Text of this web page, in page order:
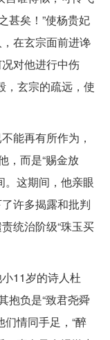
甚矣！”使杨贵妃
在玄宗面前进谗
对他进行中伤
，玄宗的疏远，使
能再有所作为，
，而是“赐金放
。这期间，他亲眼
许多揭露和批判
统治阶级“珠玉买
11岁的诗人杜
抱负是“致君尧舜
情同手足，“醉